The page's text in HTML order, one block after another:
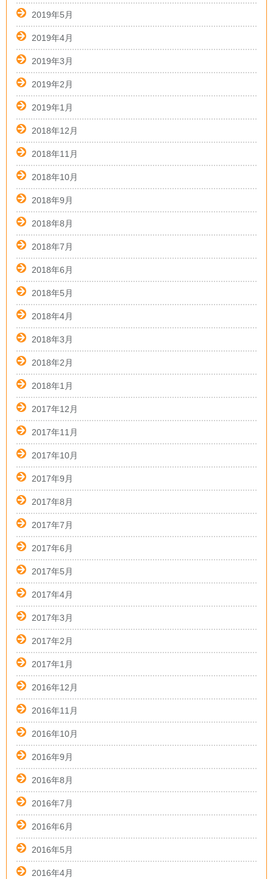
2019年5月
2019年4月
2019年3月
2019年2月
2019年1月
2018年12月
2018年11月
2018年10月
2018年9月
2018年8月
2018年7月
2018年6月
2018年5月
2018年4月
2018年3月
2018年2月
2018年1月
2017年12月
2017年11月
2017年10月
2017年9月
2017年8月
2017年7月
2017年6月
2017年5月
2017年4月
2017年3月
2017年2月
2017年1月
2016年12月
2016年11月
2016年10月
2016年9月
2016年8月
2016年7月
2016年6月
2016年5月
2016年4月